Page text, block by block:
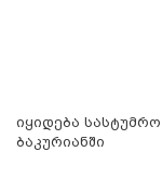
იყიდება სასტუმრო
ბაკურიანში